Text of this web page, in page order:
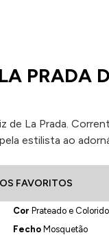
PRADA
de La Prada.
estilista ao
FAVORITOS
Cor Prateado e Colorido
FechoMosquetão